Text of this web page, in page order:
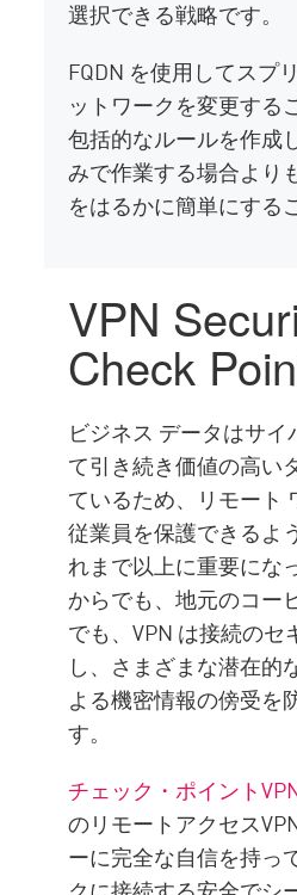
選択できる戦略です。
FQDN を使用してスプ
ットワークを変更する
包括的なルールを作成
みで作業する場合より
をはるかに簡単にする
VPN
Check
ビジネス データはサ
て引き続き価値の高い
ているため、リモート
従業員を保護できるよ
れまで以上に重要にな
からでも、地元のコー
でも、VPN は接続のセ
し、さまざまな潜在的
よる機密情報の傍受を
す。
チェック・ポイント
のリモートアクセス
ーに完全な自信を持っ